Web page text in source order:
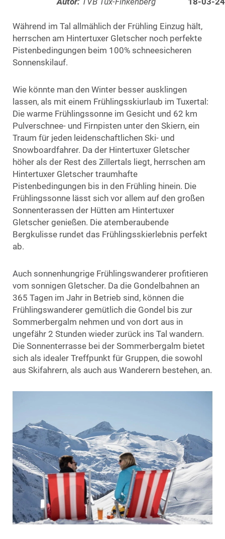
Während im Tal allmählich der Frühling Einzug hält,
herrschen am Hintertuxer Gletscher noch perfekte
Pistenbedingungen beim 100% schneesicheren
Sonnenskilauf.
Wie könnte man den Winter besser ausklingen
lassen, als mit einem Frühlingsskiurlaub im Tuxertal:
Die warme Frühlingssonne im Gesicht und 62 km
Pulverschnee- und Firnpisten unter den Skiern, ein
Traum für jeden leidenschaftlichen Ski- und
Snowboardfahrer. Da der Hintertuxer Gletscher
höher als der Rest des Zillertals liegt, herrschen am
Hintertuxer Gletscher traumhafte
Pistenbedingungen bis in den Frühling hinein. Die
Frühlingssonne lässt sich vor allem auf den großen
Sonnenterassen der Hütten am Hintertuxer
Gletscher genießen. Die atemberaubende
Bergkulisse rundet das Frühlingsskierlebnis perfekt
ab.
Auch sonnenhungrige Frühlingswanderer profitieren
vom sonnigen Gletscher. Da die Gondelbahnen an
365 Tagen im Jahr in Betrieb sind, können die
Frühlingswanderer gemütlich die Gondel bis zur
Sommerbergalm nehmen und von dort aus in
ungefähr 2 Stunden wieder zurück ins Tal wandern.
Die Sonnenterrasse bei der Sommerbergalm bietet
sich als idealer Treffpunkt für Gruppen, die sowohl
aus Skifahrern, als auch aus Wanderern bestehen, an.